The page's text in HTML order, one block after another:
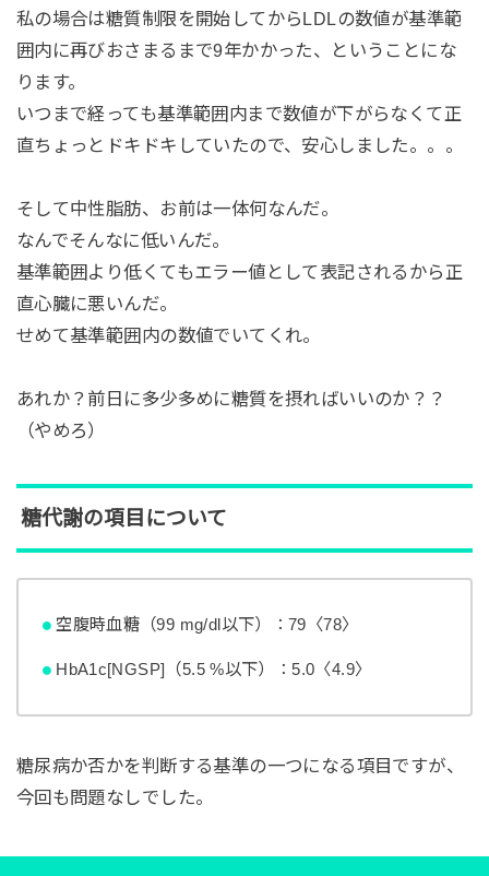
私の場合は糖質制限を開始してからLDLの数値が基準範
囲内に再びおさまるまで9年かかった、ということにな
ります。
いつまで経っても基準範囲内まで数値が下がらなくて正
直ちょっとドキドキしていたので、安心しました。。。
そして中性脂肪、お前は一体何なんだ。
なんでそんなに低いんだ。
基準範囲より低くてもエラー値として表記されるから正
直心臓に悪いんだ。
せめて基準範囲内の数値でいてくれ。
あれか？前日に多少多めに糖質を摂ればいいのか？？
（やめろ）
糖代謝の項目について
空腹時血糖（99 mg/dl以下）：79〈78〉
HbA1c[NGSP]（5.5 %以下）：5.0〈4.9〉
糖尿病か否かを判断する基準の一つになる項目ですが、
今回も問題なしでした。